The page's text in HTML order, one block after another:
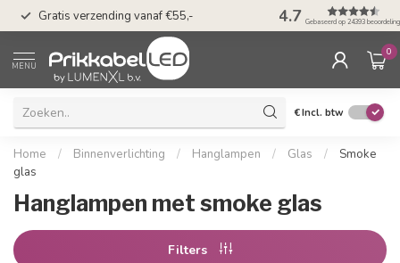
Gratis verzending vanaf €55,- 50 dagen
Klarna
4.7 Gebaseerd op 24393
MENU
0
€Incl. btw
Home / Binnenverlichting / Hanglampen / Glas /
Smoke
glas
Hanglampen met smoke glas
Filters